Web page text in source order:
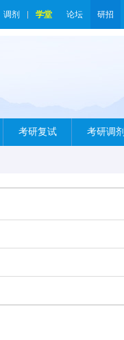
调剂 学堂 论坛 研招
考研复试 考研调剂